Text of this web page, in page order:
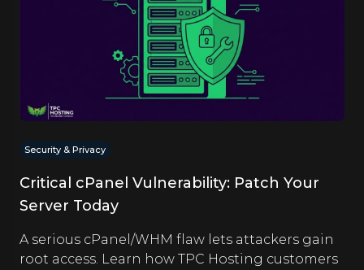
Security & Privacy
Critical cPanel Vulnerability: Patch Your
Server Today
A serious cPanel/WHM flaw lets attackers gain
root access. Learn how TPC Hosting customers